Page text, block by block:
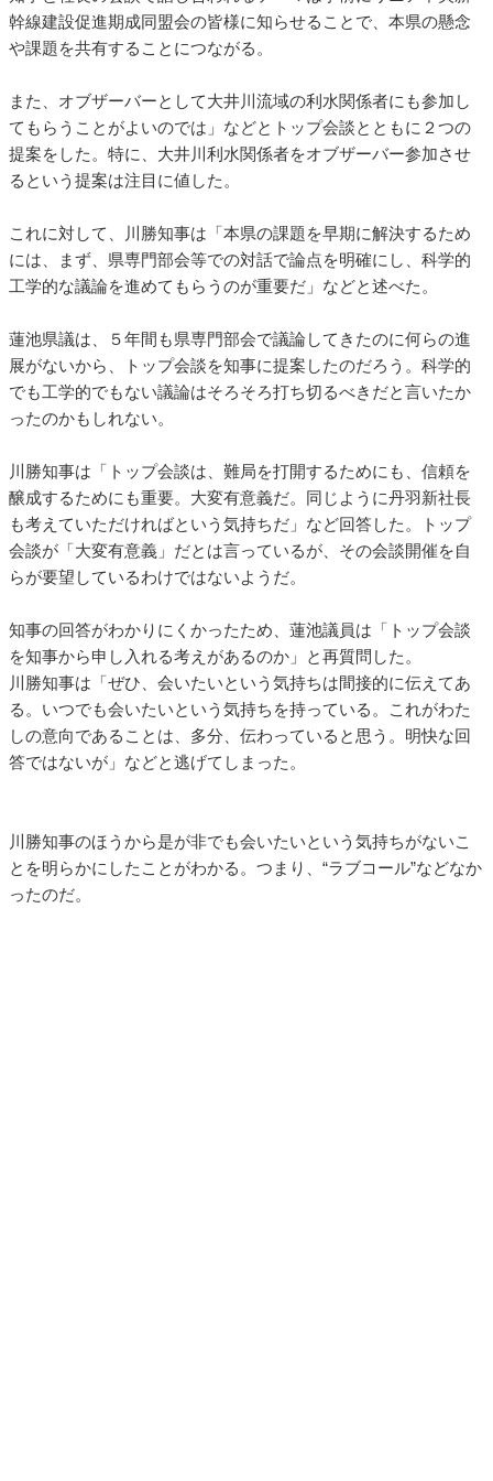
幹線建設促進期成同盟会の皆様に知らせることで、本県の懸念
や課題を共有することにつながる。
また、オブザーバーとして大井川流域の利水関係者にも参加し
てもらうことがよいのでは」などとトップ会談とともに２つの
提案をした。特に、大井川利水関係者をオブザーバー参加させ
るという提案は注目に値した。
これに対して、川勝知事は「本県の課題を早期に解決するため
には、まず、県専門部会等での対話で論点を明確にし、科学的
工学的な議論を進めてもらうのが重要だ」などと述べた。
蓮池県議は、５年間も県専門部会で議論してきたのに何らの進
展がないから、トップ会談を知事に提案したのだろう。科学的
でも工学的でもない議論はそろそろ打ち切るべきだと言いたか
ったのかもしれない。
川勝知事は「トップ会談は、難局を打開するためにも、信頼を
醸成するためにも重要。大変有意義だ。同じように丹羽新社長
も考えていただければという気持ちだ」など回答した。トップ
会談が「大変有意義」だとは言っているが、その会談開催を自
らが要望しているわけではないようだ。
知事の回答がわかりにくかったため、蓮池議員は「トップ会談
を知事から申し入れる考えがあるのか」と再質問した。
川勝知事は「ぜひ、会いたいという気持ちは間接的に伝えてあ
る。いつでも会いたいという気持ちを持っている。これがわた
しの意向であることは、多分、伝わっていると思う。明快な回
答ではないが」などと逃げてしまった。
川勝知事のほうから是が非でも会いたいという気持ちがないこ
とを明らかにしたことがわかる。つまり、“ラブコール”などなか
ったのだ。